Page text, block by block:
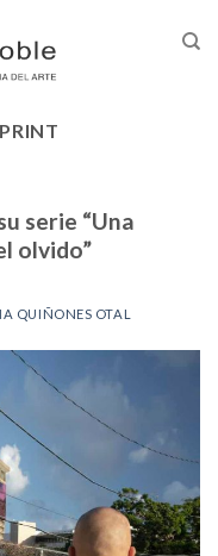
PRINT
serie “Una
olvido”
QUIÑONES OTAL